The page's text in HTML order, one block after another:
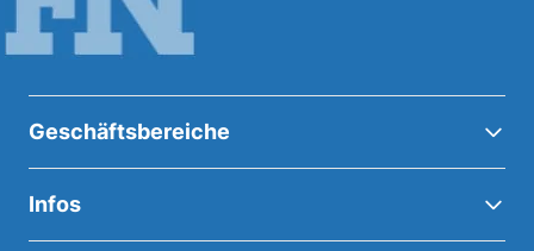
Geschäftsbereiche
Infos